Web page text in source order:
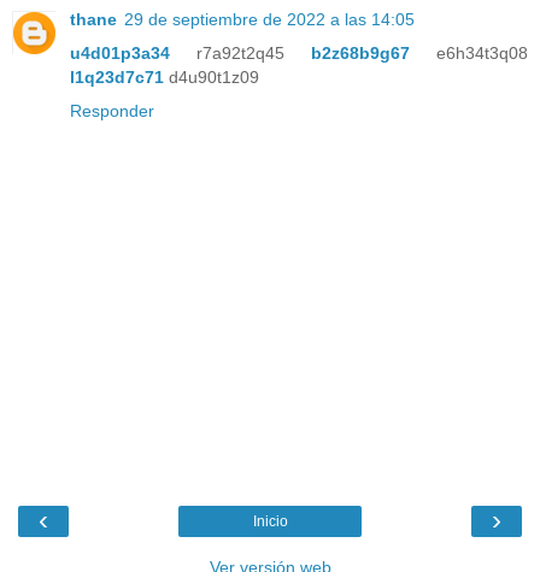
thane 29 de septiembre de 2022 a las 14:05
u4d01p3a34 r7a92t2q45 b2z68b9g67 e6h34t3q08
l1q23d7c71 d4u90t1z09
Responder
‹ ›
Inicio
Ver versión web